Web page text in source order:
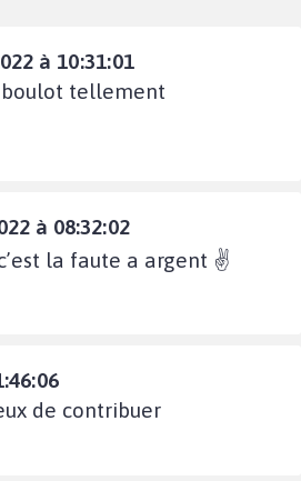
à 10:31:01
tellement
à 08:32:02
la faute a argent ✌️
de contribuer